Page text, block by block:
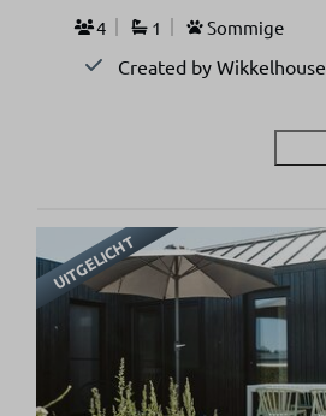
4
1 Sommige
Created by Wikkelhouse
UITGELICHT